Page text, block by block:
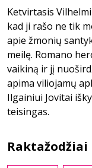
Ketvirtasis
kad ji rašo ne tik
apie žmonių
meilę. Romano
vaikiną ir jį
apima viliojamų
Ilgainiui Jovitai
teisingas.
Raktažodžiai